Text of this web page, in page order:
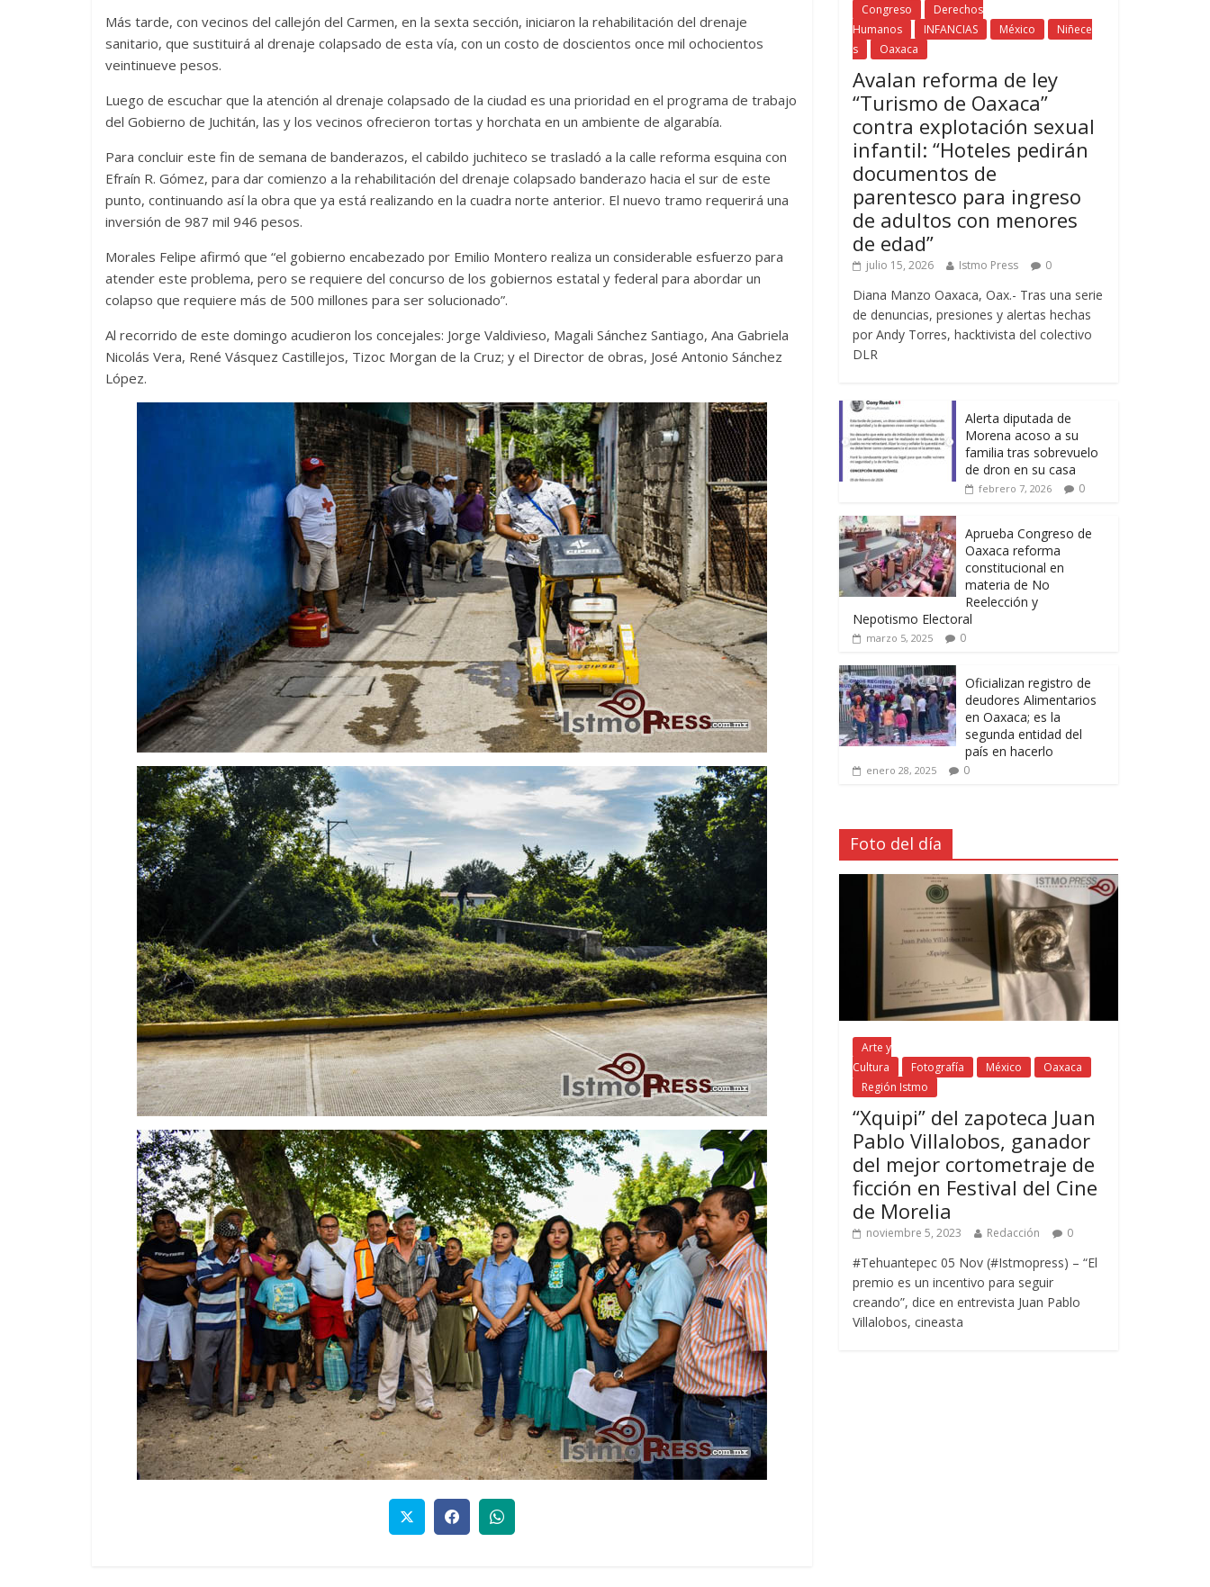
Más tarde, con vecinos del callejón del Carmen, en la sexta sección, iniciaron la rehabilitación del drenaje
sanitario, que sustituirá al drenaje colapsado de esta vía, con un costo de doscientos once mil ochocientos
veintinueve pesos.
Luego de escuchar que la atención al drenaje colapsado de la ciudad es una prioridad en el programa de trabajo
del Gobierno de Juchitán, las y los vecinos ofrecieron tortas y horchata en un ambiente de algarabía.
Para concluir este fin de semana de banderazos, el cabildo juchiteco se trasladó a la calle reforma esquina con
Efraín R. Gómez, para dar comienzo a la rehabilitación del drenaje colapsado banderazo hacia el sur de este
punto, continuando así la obra que ya está realizando en la cuadra norte anterior. El nuevo tramo requerirá una
inversión de 987 mil 946 pesos.
Morales Felipe afirmó que “el gobierno encabezado por Emilio Montero realiza un considerable esfuerzo para
atender este problema, pero se requiere del concurso de los gobiernos estatal y federal para abordar un
colapso que requiere más de 500 millones para ser solucionado”.
Al recorrido de este domingo acudieron los concejales: Jorge Valdivieso, Magali Sánchez Santiago, Ana Gabriela
Nicolás Vera, René Vásquez Castillejos, Tizoc Morgan de la Cruz; y el Director de obras, José Antonio Sánchez
López.
Congreso
Derechos
Humanos
INFANCIAS México
Niñece
s
Oaxaca
Avalan reforma de ley
“Turismo de Oaxaca”
contra explotación sexual
infantil: “Hoteles pedirán
documentos de
parentesco para ingreso
de adultos con menores
de edad”
julio 15, 2026 Istmo Press 0
Diana Manzo Oaxaca, Oax.- Tras una serie
de denuncias, presiones y alertas hechas
por Andy Torres, hacktivista del colectivo
DLR
Alerta diputada de
Morena acoso a su
familia tras sobrevuelo
de dron en su casa
febrero 7, 2026 0
Aprueba Congreso de
Oaxaca reforma
constitucional en
materia de No
Reelección y
Nepotismo Electoral
marzo 5, 2025 0
Oficializan registro de
deudores Alimentarios
en Oaxaca; es la
segunda entidad del
país en hacerlo
enero 28, 2025 0
Foto del día
Arte y
Cultura
Fotografía México
Oaxaca
Región Istmo
“Xquipi” del zapoteca Juan
Pablo Villalobos, ganador
del mejor cortometraje de
ficción en Festival del Cine
de Morelia
noviembre 5, 2023 Redacción 0
#Tehuantepec 05 Nov (#Istmopress) – “El
premio es un incentivo para seguir
creando”, dice en entrevista Juan Pablo
Villalobos, cineasta